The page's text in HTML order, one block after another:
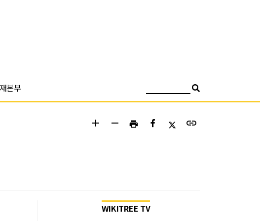
본부
add remove print link
WIKITREE TV